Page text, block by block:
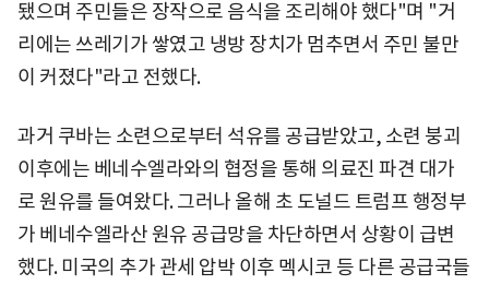
됐으며 주민들은 장작으로 음식을 조리해야 했다"며 "거
리에는 쓰레기가 쌓였고 냉방 장치가 멈추면서 주민 불만
이 커졌다"라고 전했다.
과거 쿠바는 소련으로부터 석유를 공급받았고, 소련 붕괴
이후에는 베네수엘라와의 협정을 통해 의료진 파견 대가
로 원유를 들여왔다. 그러나 올해 초 도널드 트럼프 행정부
가 베네수엘라산 원유 공급망을 차단하면서 상황이 급변
했다. 미국의 추가 관세 압박 이후 멕시코 등 다른 공급국들